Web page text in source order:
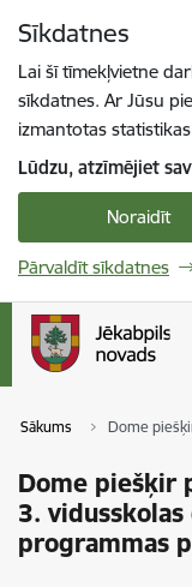
Sīkdatnes
Lai šī tīmekļvietne
sīkdatnes. Ar Jūsu
izmantotas
Lūdzu, atzīmējiet
Noraidīt
Pārvaldīt sīkdatnes
Sākums Dome
Dome piešķir
3. vidusskolas
programmas